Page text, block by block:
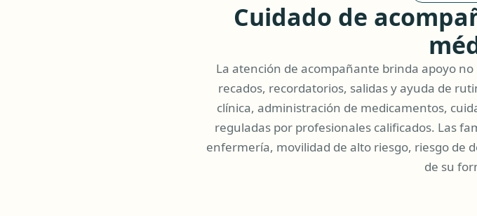
Cuidado de
La atención de acompañante brinda apoyo
recados, recordatorios, salidas y ayuda de
clínica, administración de medicamentos,
reguladas por profesionales calificados. Las
enfermería, movilidad de alto riesgo, riesgo de
de su